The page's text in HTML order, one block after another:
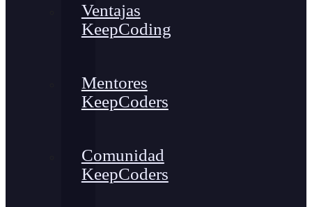
Ventajas
KeepCoding
Mentores
KeepCoders
Comunidad
KeepCoders